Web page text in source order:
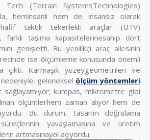
Tech (Terrain SystemsTechnologies)
heminsanlı hem de insansız olarak
hafif taktik tekerlekli araçlar (UTV)
farklı taşıma kapasitelerinesahip dört
genişletti. Bu yenilikçi araç ailesinin
ise ölçümleme konusunda önemli
Karmaşık yüzeygeometrileri ve
geleneksel ölçüm yöntemleri
kumpas, mikrometre gibi
ölçümlerhem zaman alıyor hem de
Bu durum, tasarım doğrulama
yavaşlamasına ve üretim
artmasınayol açıyordu.